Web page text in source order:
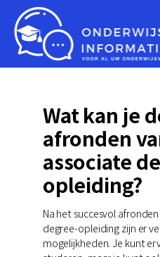
Wat kan je
afronden
associate
opleiding?
Na het succesvol
degree-opleiding zijn er
mogelijkheden. Je kunt